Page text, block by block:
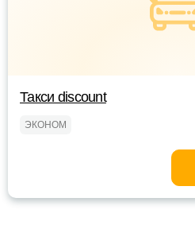
Такси discount
ЭКОНОМ